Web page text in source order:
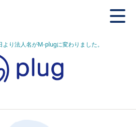
法人名がM-plugに変わりました。